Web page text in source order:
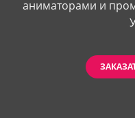
аниматорами и